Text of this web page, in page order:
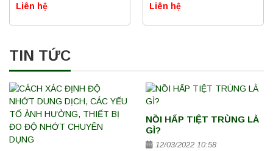
Liên hệ Liên hệ
TIN TỨC
NỒI HẤP TIỆT TRÙNG LÀ
GÌ?
12/03/2022 10:58